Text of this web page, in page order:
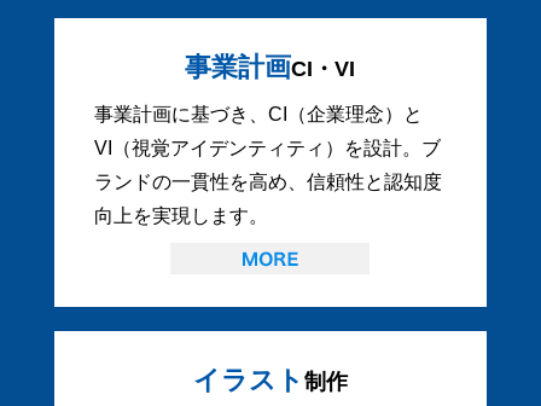
事業計画CI・VI
事業計画に基づき、CI（企業理念）と
VI（視覚アイデンティティ）を設計。ブ
ランドの一貫性を高め、信頼性と認知度
向上を実現します。
イラスト 制作